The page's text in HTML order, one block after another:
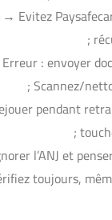
Evitez
Erreur : envoyer
Scannez/
pendant
l’ANJ et
toujours,